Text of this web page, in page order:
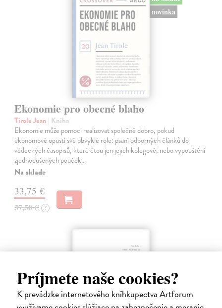
Príjmete naše cookies?
K prevádzke internetového kníhkupectva Artforum
novinka
Ekonomie pro obecné blaho
Tirole Jean | Kniha
Ekonomie může pomoci realizovat společné dobro, pokud
ekonomové opustí své obvyklé role: psaní odborných článků do
vědeckých časopisů, které čtou jen jejich kolegové, nebo vypouštění
zjednodušených pouček…
Na sklade
33,75 €
37,50 € ?